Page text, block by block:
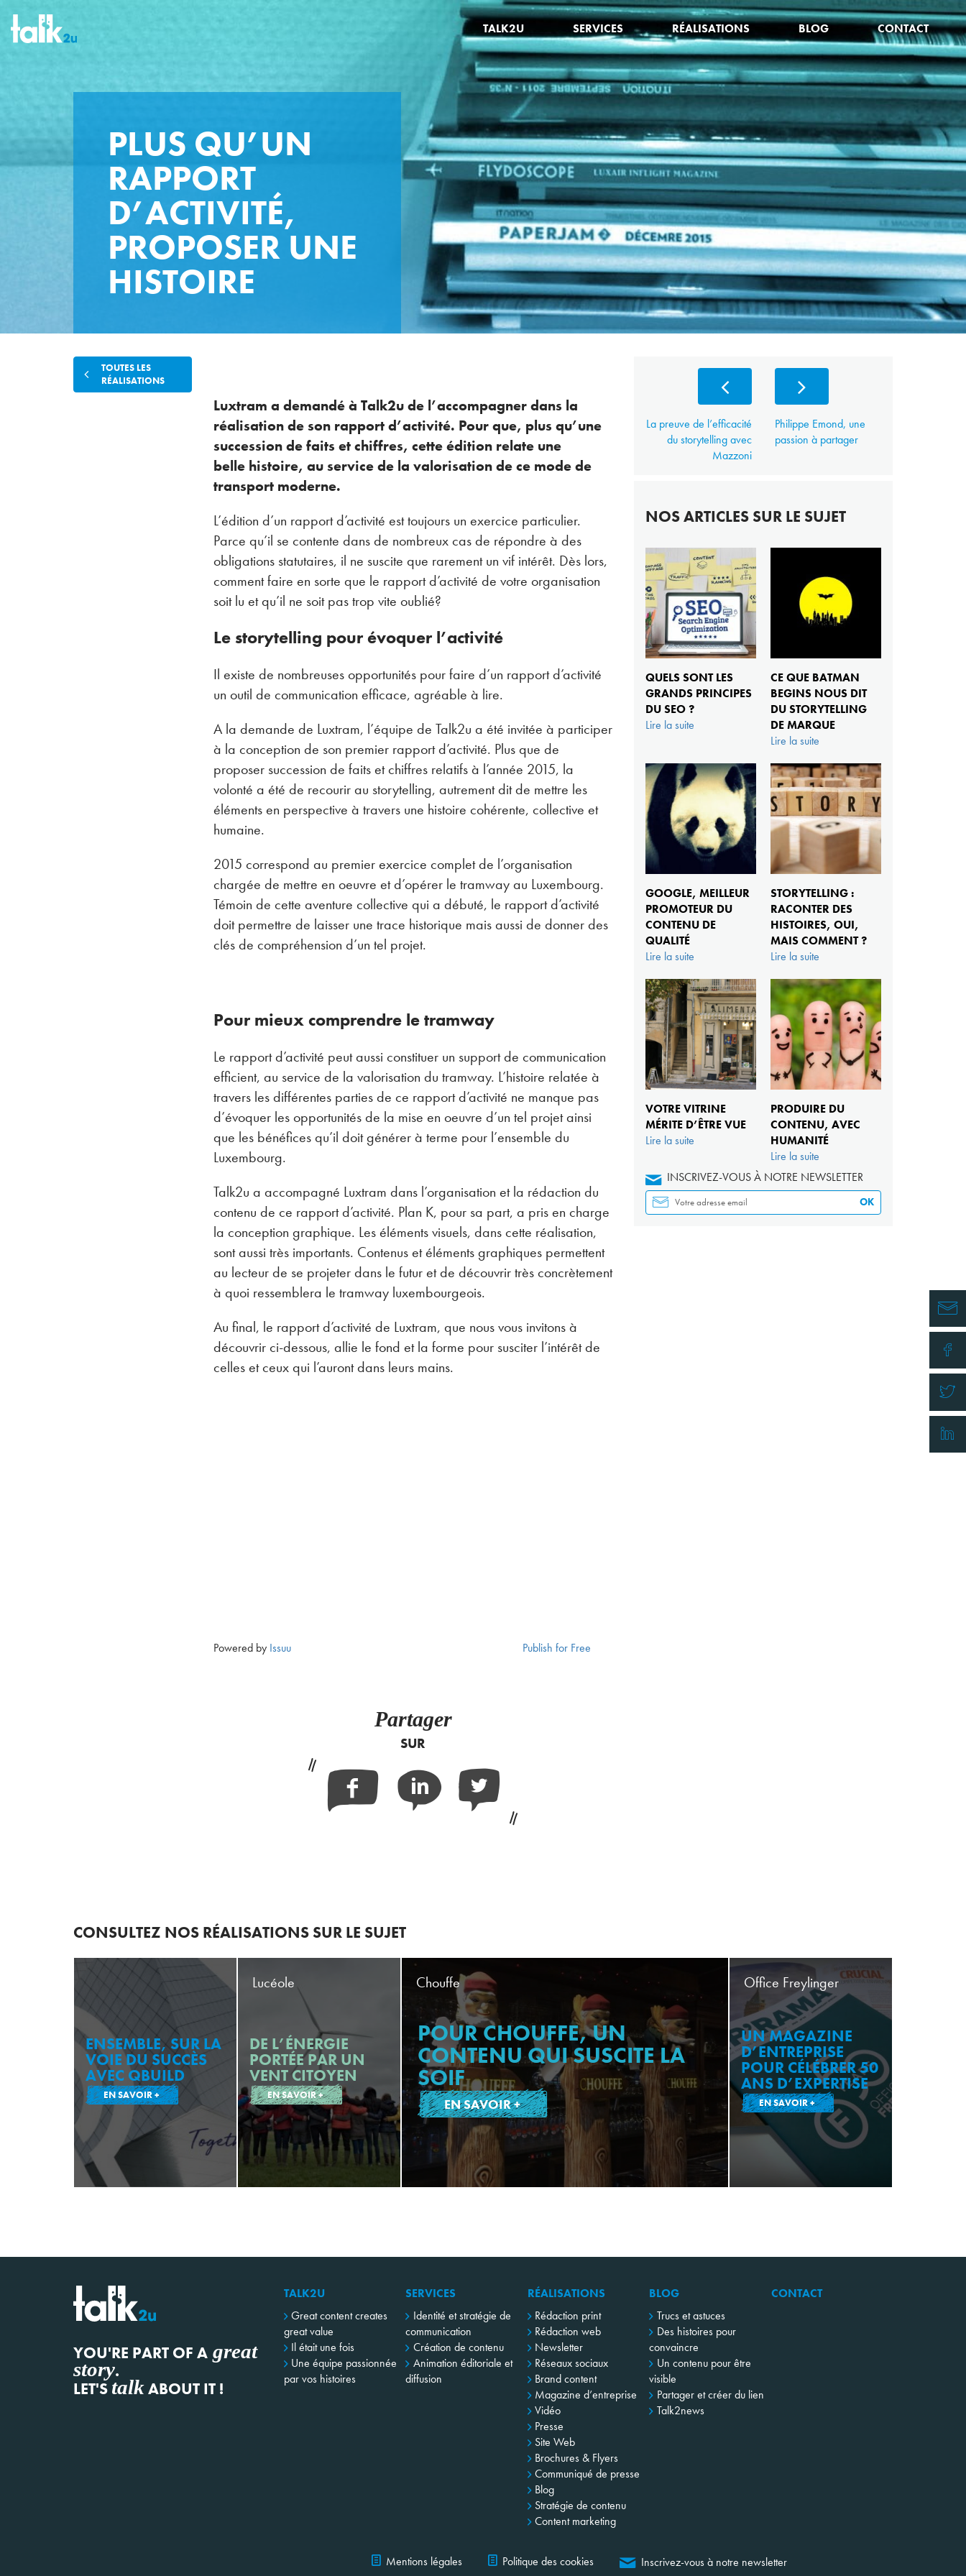
TALK2U SERVICES RÉALISATIONS BLOG CONTACT
PLUS QU’UN
RAPPORT
D’ACTIVITÉ,
PROPOSER UNE
HISTOIRE
Luxtram a demandé à Talk2u de l’accompagner dans la
réalisation de son rapport d’activité. Pour que, plus qu’une
succession de faits et chiffres, cette édition relate une
belle histoire, au service de la valorisation de ce mode de
transport moderne.
L’édition d’un rapport d’activité est toujours un exercice particulier.
Parce qu’il se contente dans de nombreux cas de répondre à des
obligations statutaires, il ne suscite que rarement un vif intérêt. Dès lors,
comment faire en sorte que le rapport d’activité de votre organisation
soit lu et qu’il ne soit pas trop vite oublié?
Le storytelling pour évoquer l’activité
Il existe de nombreuses opportunités pour faire d’un rapport d’activité
un outil de communication efficace, agréable à lire.
A la demande de Luxtram, l’équipe de Talk2u a été invitée à participer
à la conception de son premier rapport d’activité. Plus que de
proposer succession de faits et chiffres relatifs à l’année 2015, la
volonté a été de recourir au storytelling, autrement dit de mettre les
éléments en perspective à travers une histoire cohérente, collective et
humaine.
2015 correspond au premier exercice complet de l’organisation
chargée de mettre en oeuvre et d’opérer le tramway au Luxembourg.
Témoin de cette aventure collective qui a débuté, le rapport d’activité
doit permettre de laisser une trace historique mais aussi de donner des
clés de compréhension d’un tel projet.
Pour mieux comprendre le tramway
Le rapport d’activité peut aussi constituer un support de communication
efficient, au service de la valorisation du tramway. L’histoire relatée à
travers les différentes parties de ce rapport d’activité ne manque pas
d’évoquer les opportunités de la mise en oeuvre d’un tel projet ainsi
que les bénéfices qu’il doit générer à terme pour l’ensemble du
Luxembourg.
Talk2u a accompagné Luxtram dans l’organisation et la rédaction du
contenu de ce rapport d’activité. Plan K, pour sa part, a pris en charge
la conception graphique. Les éléments visuels, dans cette réalisation,
sont aussi très importants. Contenus et éléments graphiques permettent
au lecteur de se projeter dans le futur et de découvrir très concrètement
à quoi ressemblera le tramway luxembourgeois.
Au final, le rapport d’activité de Luxtram, que nous vous invitons à
découvrir ci-dessous, allie le fond et la forme pour susciter l’intérêt de
celles et ceux qui l’auront dans leurs mains.
Powered by Issuu Publish for Free
Partager
SUR
TOUTES LES
RÉALISATIONS
La preuve de l’efficacité
du storytelling avec
Mazzoni
Philippe Emond, une
passion à partager
NOS ARTICLES SUR LE SUJET
QUELS SONT LES
GRANDS PRINCIPES
DU SEO ?
Lire la suite
CE QUE BATMAN
BEGINS NOUS DIT
DU STORYTELLING
DE MARQUE
Lire la suite
GOOGLE, MEILLEUR
PROMOTEUR DU
CONTENU DE
QUALITÉ
Lire la suite
STORYTELLING :
RACONTER DES
HISTOIRES, OUI,
MAIS COMMENT ?
Lire la suite
VOTRE VITRINE
MÉRITE D’ÊTRE VUE
Lire la suite
PRODUIRE DU
CONTENU, AVEC
HUMANITÉ
Lire la suite
INSCRIVEZ-VOUS À NOTRE NEWSLETTER
OK
CONSULTEZ NOS RÉALISATIONS SUR LE SUJET
ENSEMBLE, SUR LA
VOIE DU SUCCÈS
AVEC QBUILD
EN SAVOIR +
DE L’ÉNERGIE
PORTÉE PAR UN
VENT CITOYEN
EN SAVOIR +
Lucéole
POUR CHOUFFE, UN
CONTENU QUI SUSCITE LA
SOIF
EN SAVOIR +
Chouffe
UN MAGAZINE
D’ENTREPRISE
POUR CÉLÉBRER 50
ANS D’EXPERTISE
EN SAVOIR +
Office Freylinger
YOU'RE PART OF A great
story.
LET'S talkABOUT IT !
TALK2U
Great content creates
great value
Il était une fois
Une équipe passionnée
par vos histoires
SERVICES
Identité et stratégie de
communication
Création de contenu
Animation éditoriale et
diffusion
RÉALISATIONS
Rédaction print
Rédaction web
Newsletter
Réseaux sociaux
Brand content
Magazine d’entreprise
Vidéo
Presse
Site Web
Brochures & Flyers
Communiqué de presse
Blog
Stratégie de contenu
Content marketing
BLOG
Trucs et astuces
Des histoires pour
convaincre
Un contenu pour être
visible
Partager et créer du lien
Talk2news
CONTACT
Mentions légales Politique des cookies Inscrivez-vous à notre newsletter